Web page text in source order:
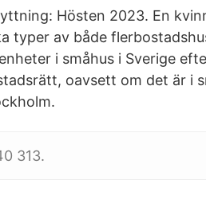
Hösten 2023. En
typer av både
i småhus i Sverige
oavsett om det är i
313.